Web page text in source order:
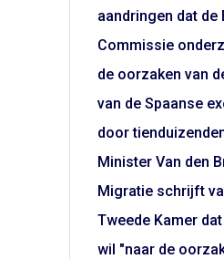
aandringen dat de
Commissie
de oorzaken van
van de Spaanse
door
Minister Van den
Migratie schrijft
Tweede Kamer
wil "naar de